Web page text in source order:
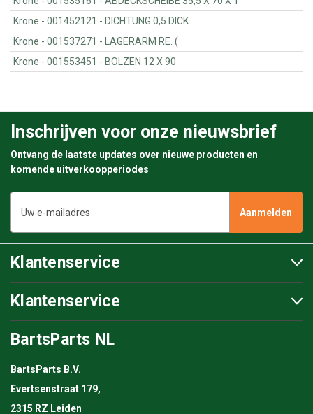
Krone - 001452121 - DICHTUNG 0,5 DICK
Krone - 001537271 - LAGERARM RE. (
Krone - 001553451 - BOLZEN 12 X 90
Inschrijven voor onze nieuwsbrief
Ontvang de laatste updates over nieuwe producten en
komende uitverkoopperiodes
mailadres
Klantenservice
Klantenservice
BartsParts NL
BartsParts B.V.
Evertsenstraat 179,
2315 RZ Leiden